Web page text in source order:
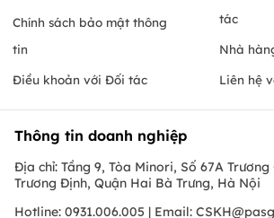
Chính sách bảo mật thông
tin
Điều khoản với Đối tác
tác
Nhà
Liên hệ
Thông tin doanh nghiệp
Địa chỉ: Tầng 9, Tòa Minori, Số 67A
Trương Định, Quận Hai Bà Trưng, Hà Nội
Hotline: 0931.006.005 | Email: